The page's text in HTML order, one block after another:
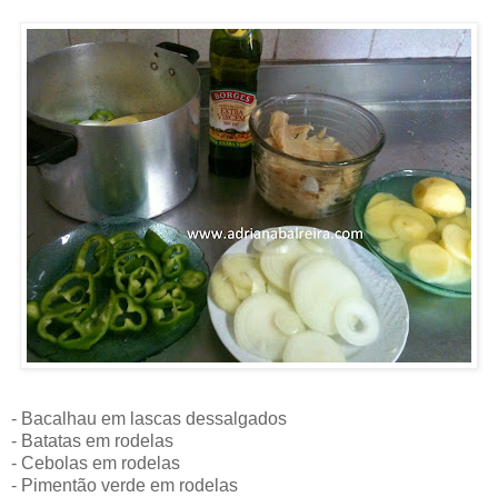
- Bacalhau em lascas dessalgados
- Batatas em rodelas
- Cebolas em rodelas
- Pimentão verde em rodelas